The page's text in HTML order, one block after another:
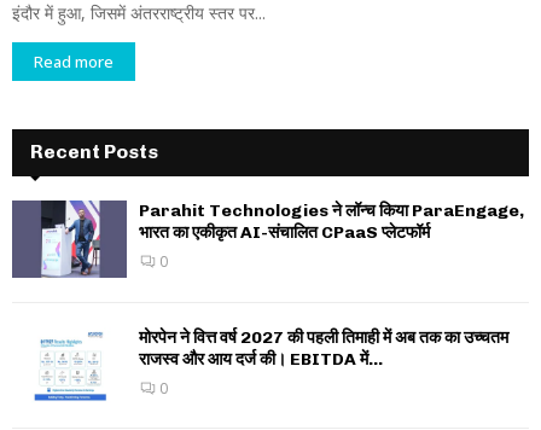
इंदौर में हुआ, जिसमें अंतरराष्ट्रीय स्तर पर...
Read more
Recent Posts
Parahit Technologies ने लॉन्च किया ParaEngage,
भारत का एकीकृत AI-संचालित CPaaS प्लेटफॉर्म
0
मोरपेन ने वित्त वर्ष 2027 की पहली तिमाही में अब तक का उच्चतम
राजस्व और आय दर्ज की। EBITDA में...
0